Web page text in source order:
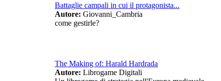
Battaglie campali in cui il protagonista...
Autore: Giovanni_Cambria
come gestirle?
The Making of: Harald Hardrada
Autore: Librogame Digitali